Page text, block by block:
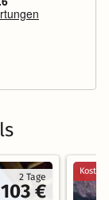
2 Tage
103 €